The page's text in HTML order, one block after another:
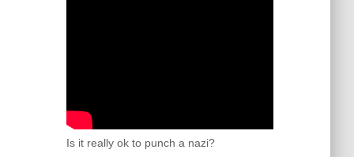
Is it really ok to punch a nazi?